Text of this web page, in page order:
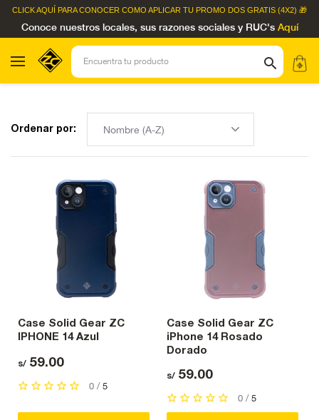
CLICK AQUÍ PARA CONOCER COMO APLICAR TU PROMO DOS GRATIS (4X2) 🎁
Conoce nuestros locales, sus razones sociales y RUC's Aquí
Ordenar por:
Case Solid Gear ZC
IPHONE 14 Azul
s/ 59.00
0 / 5
Case Solid Gear ZC
iPhone 14 Rosado
Dorado
s/ 59.00
0 / 5